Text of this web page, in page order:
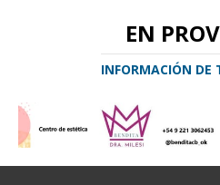
EN
INFORMACIÓN DE